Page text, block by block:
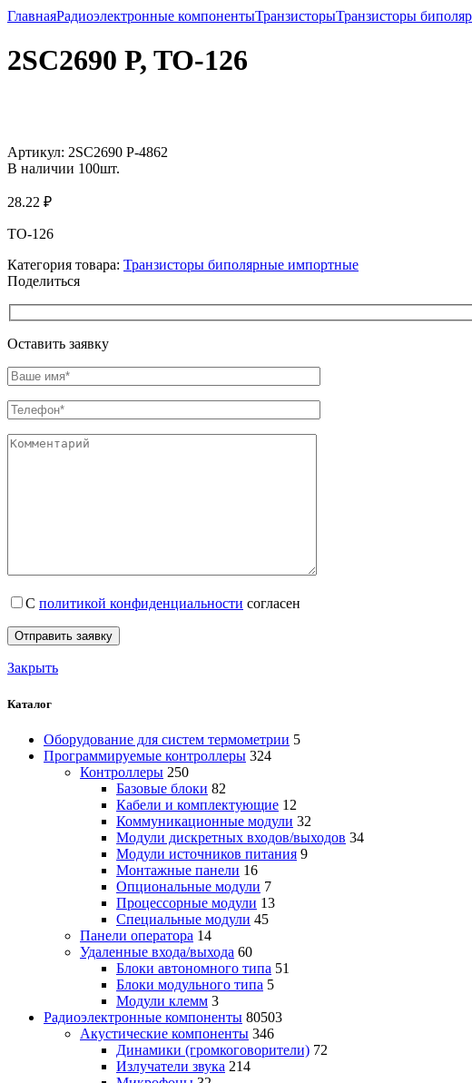
ГлавнаяРадиоэлектронные компонентыТранзисторыТранзисторы
2SC2690 P, TO-126
Артикул: 2SC2690 P-4862
В наличии 100шт.
28.22 ₽
TO-126
Категория товара: Транзисторы биполярные импортные
Поделиться
Оставить заявку
С политикой конфиденциальности согласен
Закрыть
Каталог
Оборудование для систем термометрии 5
Программируемые контроллеры 324
Контроллеры 250
Базовые блоки 82
Кабели и комплектующие 12
Коммуникационные модули 32
Модули дискретных входов/выходов 34
Модули источников питания 9
Монтажные панели 16
Опциональные модули 7
Процессорные модули 13
Специальные модули 45
Панели оператора 14
Удаленные входа/выхода 60
Блоки автономного типа 51
Блоки модульного типа 5
Модули клемм 3
Радиоэлектронные компоненты 80503
Акустические компоненты 346
Динамики (громкоговорители) 72
Излучатели звука 214